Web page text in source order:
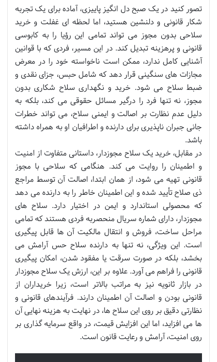
تصور کنید در یک صبح دل انگیز پاییزی، آماده برای یک تجربه
شکار قانونی و دلنشین هستید، اما لحظه ای غفلت و خرید
سلاحی بدون مجوز می تواند تمامی این رؤیا را به کابوسی
قانونی و پرهزینه تبدیل کند. در این مسیر، فردی که با قوانین
آشنایی کامل ندارد، ممکن است ناخواسته خود را در معرض
مجازات های سنگینی قرار دهد که شامل حبس، جزای نقدی و
ضبط سلاح می شود. خرید و نگهداری سلاح شکاری بدون
مجوز، نه تنها فرد را درگیر مسائل حقوقی می کند، بلکه به
دلیل عدم نظارت بر اصالت و ایمنی سلاح، می تواند خطرات
جانی جبران ناپذیری برای دارنده و اطرافیان او به همراه داشته
باشد.
در مقابل، خرید یک سلاح مجوزدار، داستانی متفاوت از امنیت
و اطمینان را روایت می کند. هنگامی که سلاحی با مجوز
قانونی تهیه می شود، از همان ابتدا، اصالت آن توسط مراجع
ذی صلاح تأیید شده و این اطمینان خاطر را به دارنده می دهد
که محصولی استاندارد و ایمن در اختیار دارد. سلاح های
مجوزدار، دارای شماره سریال منحصربه فردی هستند که تمامی
مراحل ساخت، فروش و انتقال مالکیت آن ها قابل پیگیری
است. این ویژگی، نه تنها به دارنده سلاح حس آرامش می
بخشد، بلکه در صورت سرقت یا مفقود شدن، امکان پیگیری
قانونی را فراهم می آورد. علاوه بر این، ارزش یک سلاح مجوزدار
در بازار ثانویه نیز به مراتب بالاتر است، زیرا خریداران از
قانونی بودن و اصالت آن اطمینان دارند. فرآیندهای قانونی و
نظارتی دقیق بر روی این سلاح ها، در نهایت به هزینه نهایی آن
ها می افزاید، اما این افزایش قیمت، در واقع سرمایه گذاری بر
روی امنیت، آرامش و رعایت قانون است.